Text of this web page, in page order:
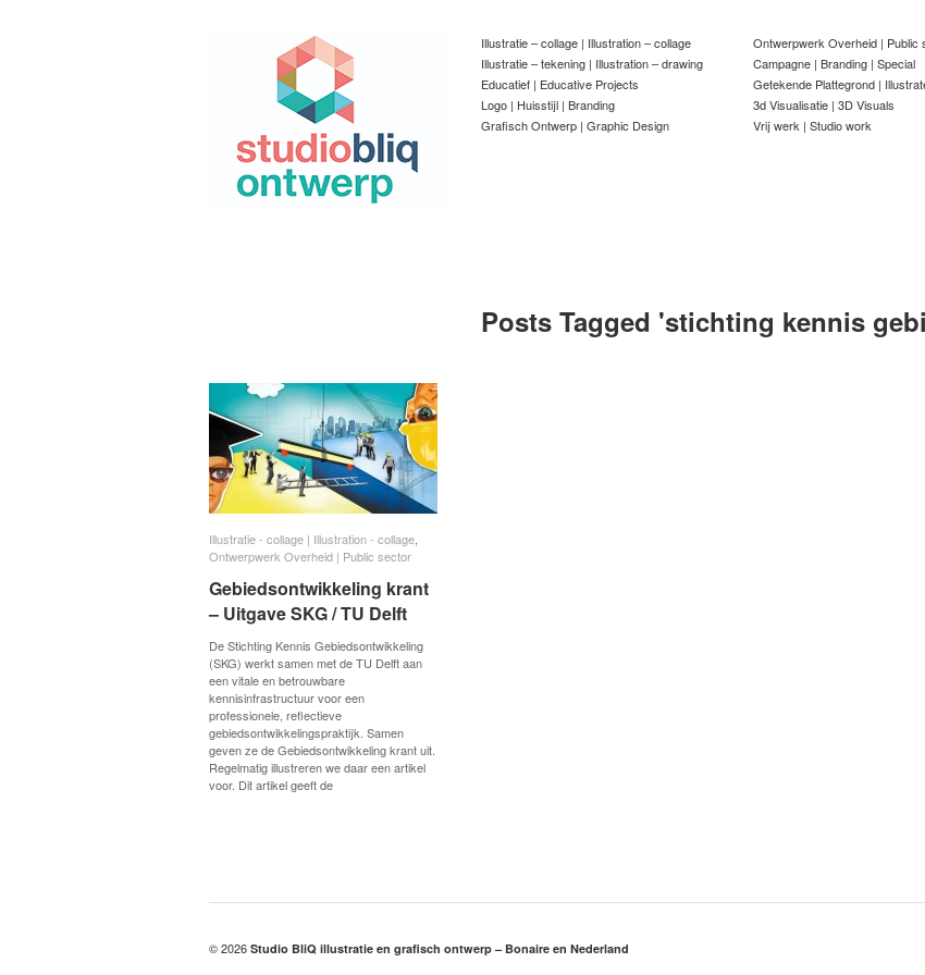
Illustratie – collage | Illustration – collage
Illustratie – tekening | Illustration – drawing
Educatief | Educative Projects
Logo | Huisstijl | Branding
Grafisch Ontwerp | Graphic Design
Ontwerpwerk Overheid | Public
Campagne | Branding | Special
Getekende Plattegrond |
3d Visualisatie | 3D Visuals
Vrij werk | Studio work
Posts Tagged 'stichting kennis
Illustratie - collage | Illustration - collage
Ontwerpwerk Overheid | Public sector
Gebiedsontwikkeling krant
– Uitgave SKG / TU Delft
De Stichting Kennis Gebiedsontwikkeling
(SKG) werkt samen met de TU Delft aan
een vitale en betrouwbare
kennisinfrastructuur voor een
professionele, reflectieve
gebiedsontwikkelingspraktijk. Samen
geven ze de Gebiedsontwikkeling krant uit.
Regelmatig illustreren we daar een artikel
voor. Dit artikel geeft de
Illustratie - collage | Illustration - collage
Ontwerpwerk Overheid | Public sector
Gebiedsontwikkeling krant
– Uitgave SKG / TU Delft
© 2026 Studio BliQ illustratie en grafisch ontwerp – Bonaire en Nederland